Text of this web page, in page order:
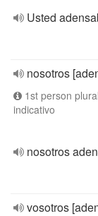
Usted
nosotros
1st person
indicativo
nosotros
vosotros